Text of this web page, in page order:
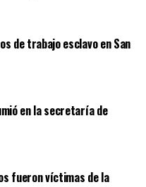
de trabajo esclavo en San
en la secretaría de
fueron víctimas de la